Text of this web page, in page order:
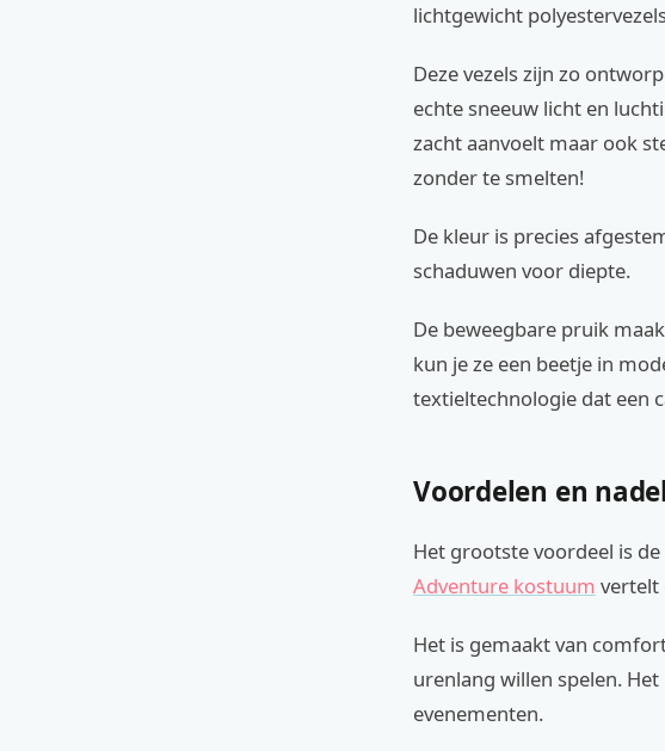
lichtgewicht
Deze vezels zijn zo
echte sneeuw licht en
zacht aanvoelt maar ook
zonder te smelten!
De kleur is precies
schaduwen voor diepte.
De beweegbare pruik
kun je ze een beetje in
textieltechnologie dat een
Voordelen en
Het grootste voordeel is
Adventure kostuum vertelt
Het is gemaakt van
urenlang willen spelen.
evenementen.